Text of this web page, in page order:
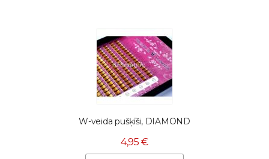
W-veida pušķīši, DIAMOND
4,95 €